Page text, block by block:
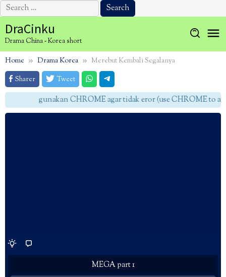
Search
for:
to
content
DraCinku
Drama China - Korea short
Home Drama Korea
Merebut Kembali Segalanya
Sharer
Tweet
gunakan CHROME agar tidak eror (use CHROME to
MEGA part 1